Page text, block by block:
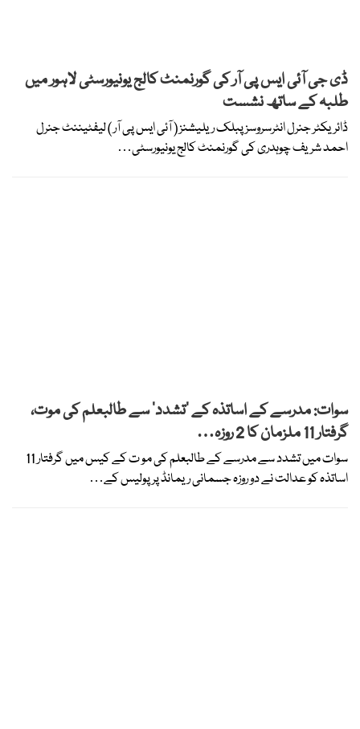
ڈی جی آئی ایس پی آر کی گورنمنٹ کالج یونیورسٹی لاہور میں
طلبہ کے ساتھ نشست
ڈائریکٹر جنرل انٹرسروسز پبلک ریلیشنز ( آئی ایس پی آر ) لیفٹیننٹ جنرل
احمد شریف چوہدری کی گورنمنٹ کالج یونیورسٹی…
سوات: مدرسے کے اساتذہ کے ’تشدد‘ سے طالبعلم کی موت،
گرفتار 11 ملزمان کا 2 روزہ…
سوات میں تشدد سے مدرسے کے طالبعلم کی مو ت کے کیس میں گرفتار 11
اساتذہ کو عدالت نے دو روزہ جسمانی ریمانڈ پر پولیس کے…